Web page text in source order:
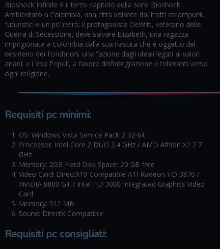
Bioshock Infinite è il terzo capitolo della serie Bioshock.
Ambientato a Colombia, una città volante dai tratti steampunk,
futuristici e un po’ retrò; il protagonista DeWitt, veterano della
Guerra di Secessione, deve salvare Elizabeth, una ragazza
imprigionata a Colombia dalla sua nascita che è oggetto del
desiderio dei Fondatori, una fazione dagli ideali legati ai valori
ariani, e i Vox Populi, a favore dell’integrazione e tolleranti verso
ogni religione.
Requisiti pc minimi:
OS: Windows Vista Service Pack 2 32-bit
Processor: Intel Core 2 DUO 2.4 GHz / AMD Athlon X2 2.7
GHz
Memory: 2GB Hard Disk Space: 20 GB free
Video Card: DirectX10 Compatible ATI Radeon HD 3870 /
NVIDIA 8800 GT / Intel HD 3000 Integrated Graphics Video
Card
Memory: 512 MB
Sound: DirectX Compatible
Requisiti pc consigliati: